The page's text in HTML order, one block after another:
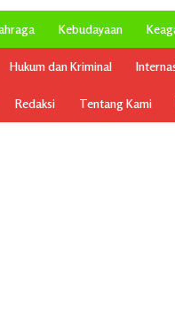
Kebudayaan
Hukum dan Kriminal
Redaksi Tentang Kami